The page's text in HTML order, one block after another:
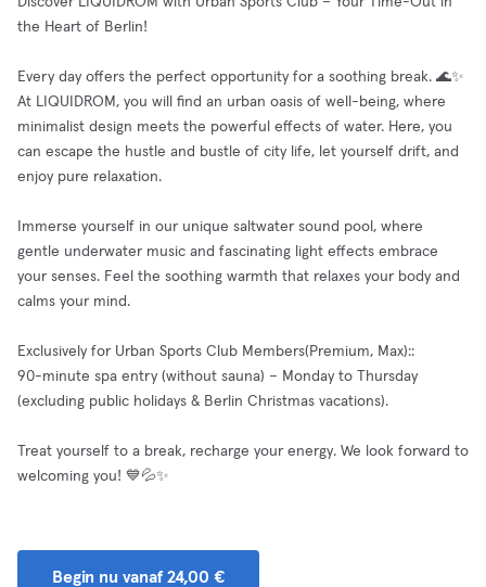
the Heart of Berlin!
Every day offers the perfect opportunity for a soothing break. 🌊✨
At LIQUIDROM, you will find an urban oasis of well-being, where
minimalist design meets the powerful effects of water. Here, you
can escape the hustle and bustle of city life, let yourself drift, and
enjoy pure relaxation.
Immerse yourself in our unique saltwater sound pool, where
gentle underwater music and fascinating light effects embrace
your senses. Feel the soothing warmth that relaxes your body and
calms your mind.
Exclusively for Urban Sports Club Members(Premium, Max)::
90-minute spa entry (without sauna) – Monday to Thursday
(excluding public holidays & Berlin Christmas vacations).
Treat yourself to a break, recharge your energy. We look forward to
welcoming you! 💙💦✨
Begin nu vanaf 24,00 €